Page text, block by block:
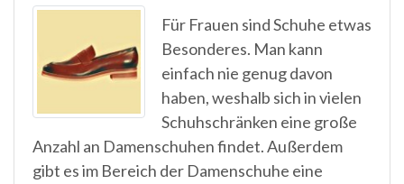
Für Frauen sind Schuhe etwas
Besonderes. Man kann
einfach nie genug davon
haben, weshalb sich in vielen
Schuhschränken eine große
Anzahl an Damenschuhen findet. Außerdem
gibt es im Bereich der Damenschuhe eine